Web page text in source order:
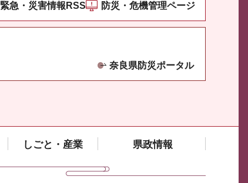
緊急・災害情報RSS 防災・危機管理ページ
奈良県防災ポータル
しごと・産業 県政情報